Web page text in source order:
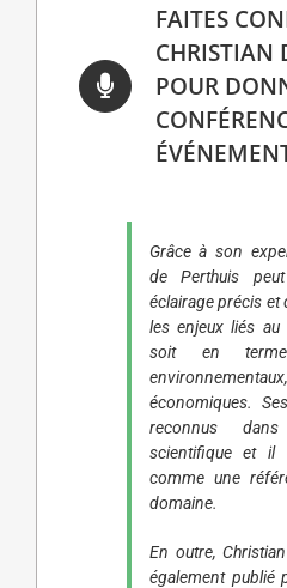
FAITES
CHRISTIAN
POUR
Grâce à son
de Perthuis
éclairage précis et
les enjeux liés au
soit en
économiques.
reconnus
scientifique et il
comme une
domaine.
En outre,
également publié